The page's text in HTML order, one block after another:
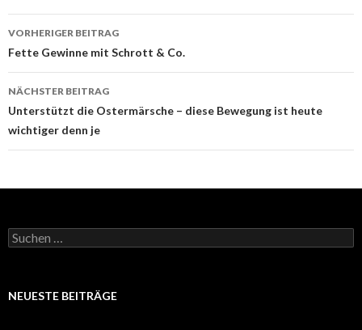
Beitrags-
Navigation
VORHERIGER BEITRAG
Fette Gewinne mit Schrott & Co.
NÄCHSTER BEITRAG
Unterstützt die Ostermärsche – diese Bewegung ist heute
wichtiger denn je
Suchen
nach:
NEUESTE BEITRÄGE